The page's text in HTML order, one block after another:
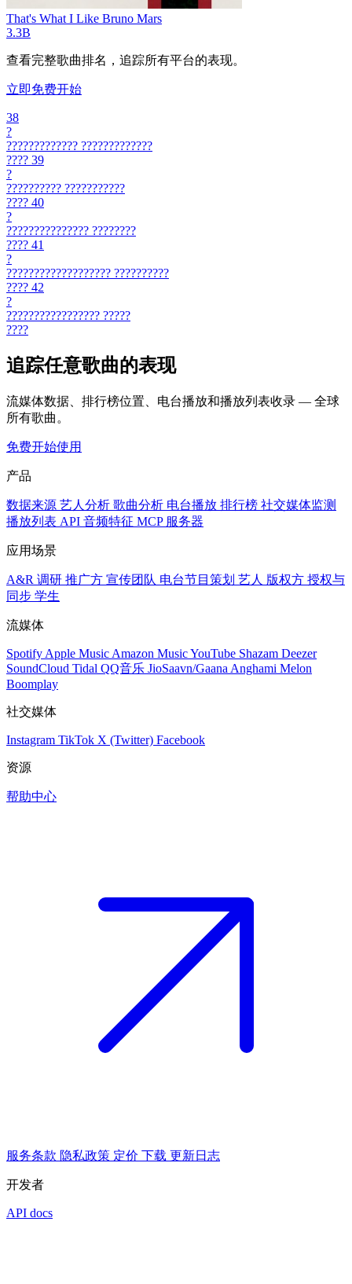
That's What I Like Bruno Mars
3.3B
查看完整歌曲排名，追踪所有平台的表现。
立即免费开始
38
?
????????????? ?????????????
???? 39
?
?????????? ???????????
???? 40
?
??????????????? ????????
???? 41
?
??????????????????? ??????????
???? 42
?
????????????????? ?????
????
追踪任意歌曲的表现
流媒体数据、排行榜位置、电台播放和播放列表收录 — 全球
所有歌曲。
免费开始使用
产品
数据来源 艺人分析 歌曲分析 电台播放 排行榜 社交媒体监测
播放列表 API 音频特征 MCP 服务器
应用场景
A&R 调研 推广方 宣传团队 电台节目策划 艺人 版权方 授权与
同步 学生
流媒体
Spotify Apple Music Amazon MusicYouTube Shazam Deezer
SoundCloud Tidal QQ音乐 JioSaavn/Gaana Anghami Melon
Boomplay
社交媒体
Instagram TikTok X (Twitter) Facebook
资源
帮助中心
服务条款 隐私政策 定价 下载 更新日志
开发者
API docs